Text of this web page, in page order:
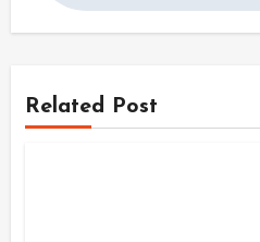
Related Post